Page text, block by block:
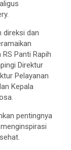
direksi dan
Panti Rapih
Direktur
Pelayanan
Kepala
pentingnya